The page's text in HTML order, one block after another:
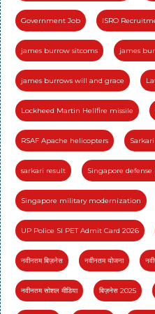
Government Job ISRO
james burrow sitcoms james
james burrows will and grace
Lockheed Martin Hellfire missile
RSAF Apache helicopters
sarkari result Singapore defense
Singapore military modernization
UP Police SI PET Admit Card 2026
नवीनतम बिज़नेस नवीनतम योजना
नवीनतम सोशल मीडिया बिज़नेस 2025